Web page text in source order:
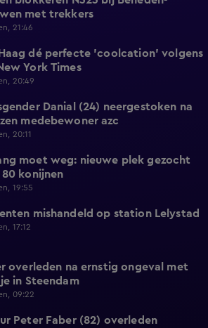
met trekkers
21:46
dé perfecte 'coolcation' volgens
York Times
20:49
Danial (24) neergestoken na
medebewoner azc
20:11
moet weg: nieuwe plek gezocht
konijnen
19:55
mishandeld op station Lelystad
17:12
overleden na ernstig ongeval met
in Steendam
09:22
Peter Faber (82) overleden